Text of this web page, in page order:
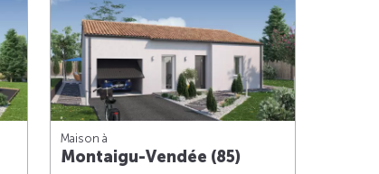
Maison à
Montaigu-Vendée (85)